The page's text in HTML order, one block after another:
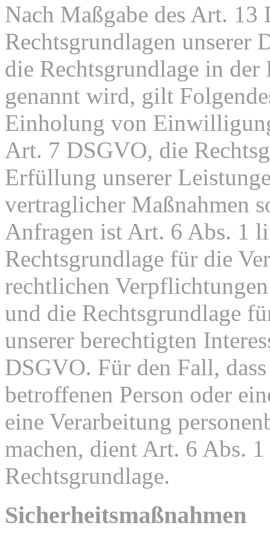
Nach Maßgabe des Art.
Rechtsgrundlagen unserer
die Rechtsgrundlage in
genannt wird, gilt
Einholung von
Art. 7 DSGVO, die
Erfüllung unserer
vertraglicher Maßnahmen
Anfragen ist Art. 6 Abs. 1
Rechtsgrundlage für die
rechtlichen
und die Rechtsgrundlage
unserer berechtigten
DSGVO. Für den Fall,
betroffenen Person oder
eine Verarbeitung
machen, dient Art. 6 Abs.
Rechtsgrundlage.
Sicherheitsmaßnahmen